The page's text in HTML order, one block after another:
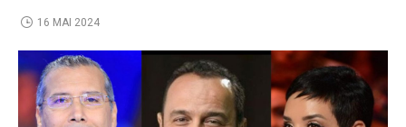
16 MAI 2024